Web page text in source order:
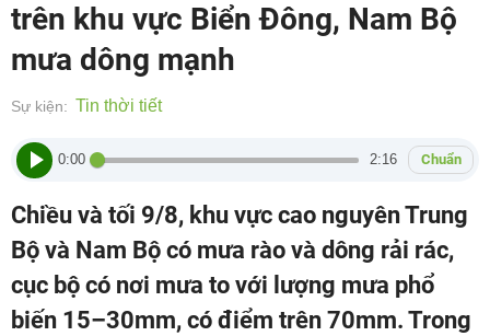
trên khu vực Biển Đông, Nam Bộ
mưa dông mạnh
Sự kiện: Tin thời tiết
0:00 2:16 Chuẩn
Chiều và tối 9/8, khu vực cao nguyên Trung
Bộ và Nam Bộ có mưa rào và dông rải rác,
cục bộ có nơi mưa to với lượng mưa phổ
biến 15–30mm, có điểm trên 70mm. Trong